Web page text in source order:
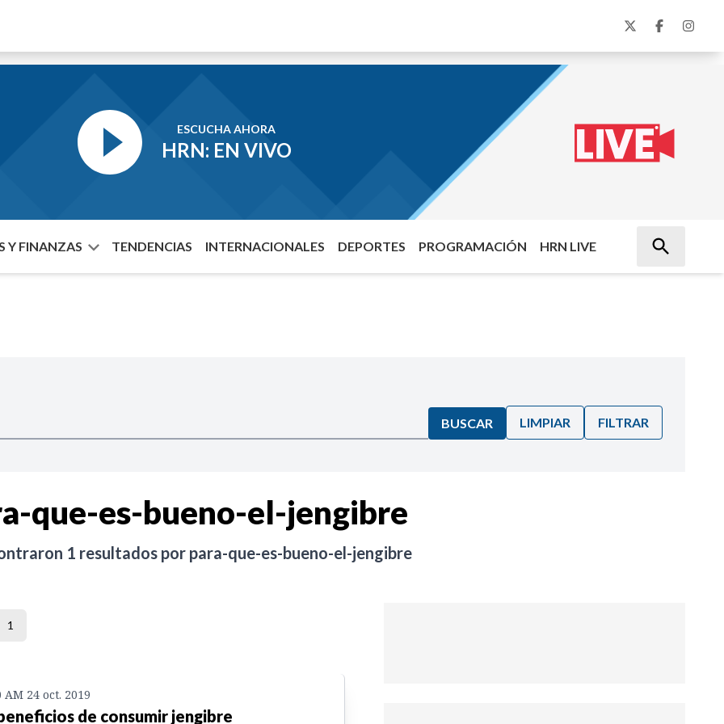
ESCUCHA AHORA
HRN: EN VIVO
Y FINANZAS TENDENCIAS INTERNACIONALES DEPORTES PROGRAMACIÓN HRN LIVE
BUSCAR LIMPIAR FILTRAR
que-es-bueno-el-jengibre
1 resultados por para-que-es-bueno-el-jengibre
1
AM 24 oct. 2019
de consumir jengibre